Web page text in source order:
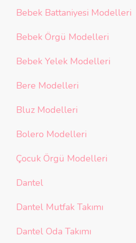
Bebek Battaniyesi Modelleri
Bebek Örgü Modelleri
Bebek Yelek Modelleri
Bere Modelleri
Bluz Modelleri
Bolero Modelleri
Çocuk Örgü Modelleri
Dantel
Dantel Mutfak Takımı
Dantel Oda Takımı